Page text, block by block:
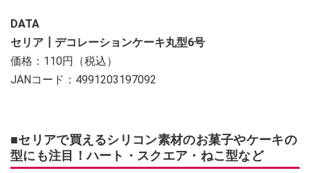
DATA
セリア┃デコレーションケーキ丸型6号
価格：110円（税込）
JANコード：4991203197092
■セリアで買えるシリコン素材のお菓子やケーキの
型にも注目！ハート・スクエア・ねこ型など